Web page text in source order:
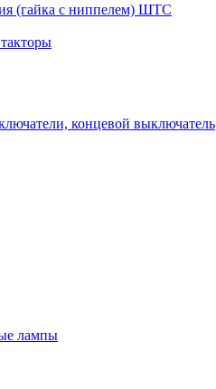
(гайка с ниппелем) ШТС
концевой выключатель
лампы